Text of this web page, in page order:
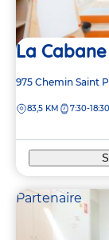
La
Adresse
la
975 Chemin Saint
DISTANCE
83,5 KM 7:30-18:30
Partenaire